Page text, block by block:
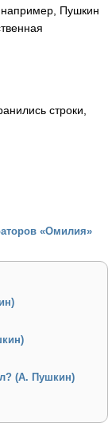
Пушкин
строки,
«Омилия»
(А. Пушкин)